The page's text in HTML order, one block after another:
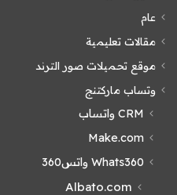
عام
مقالات تعليمية
موقع تحميلات صور الترند
وتساب ماركتنج
CRM واتساب
Make.com
Whats360 واتس360
Albato.com